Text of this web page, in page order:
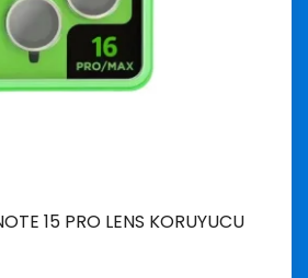
15 PRO LENS KORUYUCU